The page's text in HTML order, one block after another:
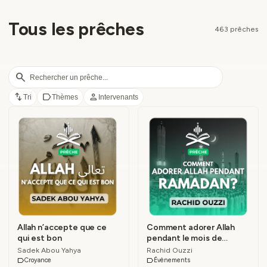
Tous les prêches 463 prêches
search
swap_vert Tri labelThèmes person Intervenants
Allah n’accepte que ce
qui est bon
Sadek Abou Yahya
labelCroyance
Comment adorer Allah
pendant le mois de
Ramadan ?
Rachid Ouzzi
labelÉvènements